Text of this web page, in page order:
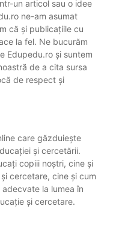
un articol sau o idee
ne-am asumat
că și publicațiile cu
la fel. Ne bucurăm
Edupedu.ro și suntem
de a cita sursa
de respect și
care găzduiește
și cercetării.
copiii noștri, cine și
cercetare, cine și cum
la lumea în
și cercetare.